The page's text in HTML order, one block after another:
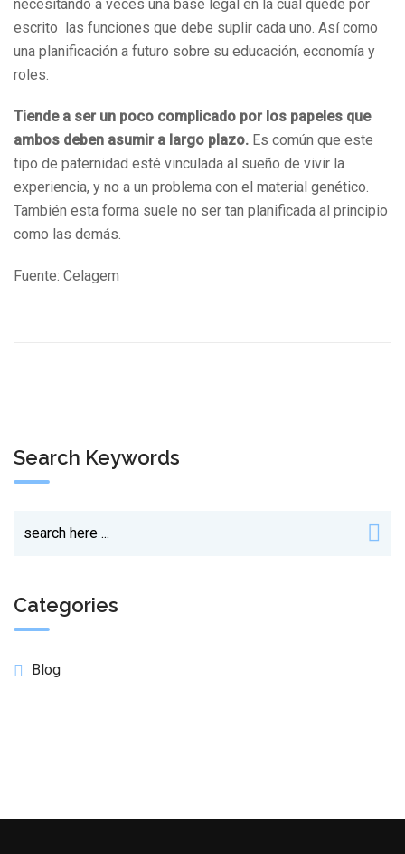
necesitando a veces una base legal en la cual quede por
escrito las funciones que debe suplir cada uno. Así como
una planificación a futuro sobre su educación, economía y
roles.
Tiende a ser un poco complicado por los papeles que
ambos deben asumir a largo plazo. Es común que este
tipo de paternidad esté vinculada al sueño de vivir la
experiencia, y no a un problema con el material genético.
También esta forma suele no ser tan planificada al principio
como las demás.
Fuente: Celagem
Search Keywords
Categories
Blog